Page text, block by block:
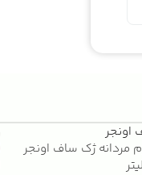
مردانه ژک ساف اونجر